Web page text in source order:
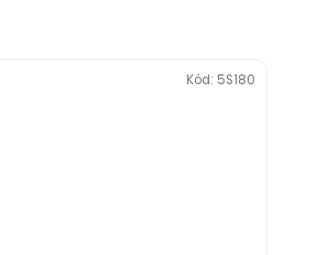
Kód: 5S180